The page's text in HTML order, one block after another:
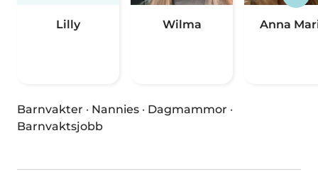
Lilly Wilma Anna
Barnvakter · Nannies · Dagmammor ·
Barnvaktsjobb